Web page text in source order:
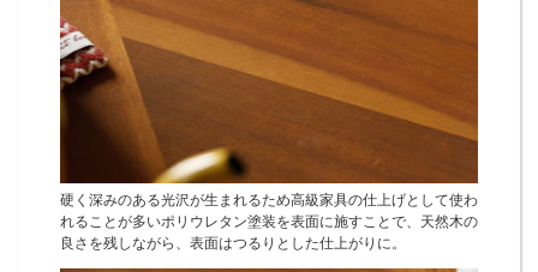
硬く深みのある光沢が生まれるため高級家具の仕上げとして使わ
れることが多いポリウレタン塗装を表面に施すことで、天然木の
良さを残しながら、表面はつるりとした仕上がりに。